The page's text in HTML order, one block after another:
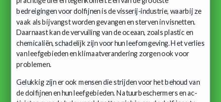
bedreigingen voor dolfijnen is de visserij-industrie, waarbij ze
vaak als bijvangst worden gevangen en sterven in visnetten.
Daarnaast kan de vervuiling van de oceaan, zoals plastic en
chemicaliën, schadelijk zijn voor hun leefomgeving. Het verlies
van leefgebieden en klimaatverandering zorgen ook voor
problemen.
Gelukkig zijn er ook mensen die strijden voor het behoud van
de dolfijnen en hun leefgebieden. Natuurbeschermers en ac-